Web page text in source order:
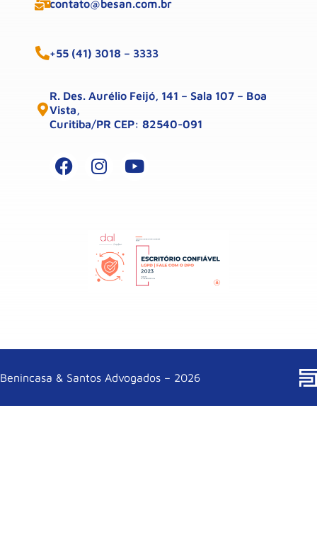
contato@besan.com.br
+55 (41) 3018 – 3333
R. Des. Aurélio Feijó, 141 – Sala 107 – Boa
Vista,
Curitiba/PR CEP: 82540-091
Benincasa & Santos Advogados – 2026